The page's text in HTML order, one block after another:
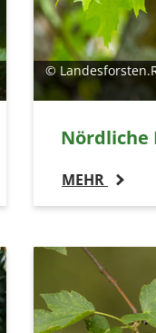
©
Nördliche
MEHR